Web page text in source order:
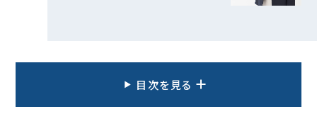
目次を見る